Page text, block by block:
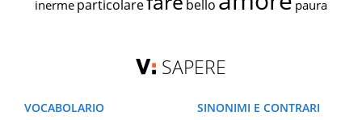
inerme particolare bello paura
SAPERE
VOCABOLARIO
SINONIMI E CONTRARI